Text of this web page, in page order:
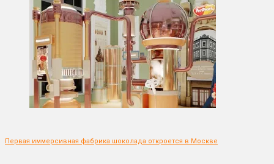
Первая иммерсивная фабрика шоколада откроется в Москве